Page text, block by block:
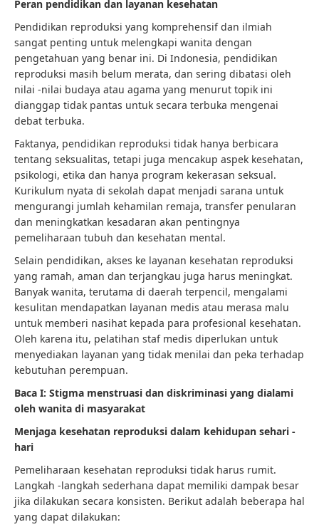
Peran pendidikan dan layanan kesehatan
Pendidikan reproduksi yang komprehensif dan ilmiah
sangat penting untuk melengkapi wanita dengan
pengetahuan yang benar ini. Di Indonesia, pendidikan
reproduksi masih belum merata, dan sering dibatasi oleh
nilai -nilai budaya atau agama yang menurut topik ini
dianggap tidak pantas untuk secara terbuka mengenai
debat terbuka.
Faktanya, pendidikan reproduksi tidak hanya berbicara
tentang seksualitas, tetapi juga mencakup aspek kesehatan,
psikologi, etika dan hanya program kekerasan seksual.
Kurikulum nyata di sekolah dapat menjadi sarana untuk
mengurangi jumlah kehamilan remaja, transfer penularan
dan meningkatkan kesadaran akan pentingnya
pemeliharaan tubuh dan kesehatan mental.
Selain pendidikan, akses ke layanan kesehatan reproduksi
yang ramah, aman dan terjangkau juga harus meningkat.
Banyak wanita, terutama di daerah terpencil, mengalami
kesulitan mendapatkan layanan medis atau merasa malu
untuk memberi nasihat kepada para profesional kesehatan.
Oleh karena itu, pelatihan staf medis diperlukan untuk
menyediakan layanan yang tidak menilai dan peka terhadap
kebutuhan perempuan.
Baca I: Stigma menstruasi dan diskriminasi yang dialami
oleh wanita di masyarakat
Menjaga kesehatan reproduksi dalam kehidupan sehari -
hari
Pemeliharaan kesehatan reproduksi tidak harus rumit.
Langkah -langkah sederhana dapat memiliki dampak besar
jika dilakukan secara konsisten. Berikut adalah beberapa hal
yang dapat dilakukan: